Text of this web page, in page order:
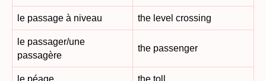
le passage à niveau the level crossing
le passager/une
passagère
the passenger
le péage the toll